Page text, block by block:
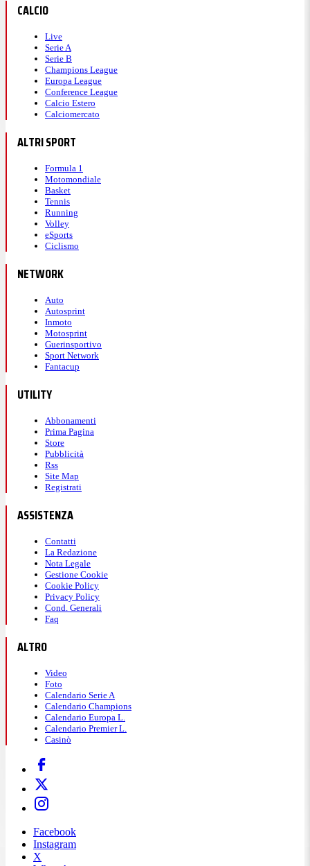
CALCIO
Live
Serie A
Serie B
Champions League
Europa League
Conference League
Calcio Estero
Calciomercato
ALTRI SPORT
Formula 1
Motomondiale
Basket
Tennis
Running
Volley
eSports
Ciclismo
NETWORK
Auto
Autosprint
Inmoto
Motosprint
Guerinsportivo
Sport Network
Fantacup
UTILITY
Abbonamenti
Prima Pagina
Store
Pubblicità
Rss
Site Map
Registrati
ASSISTENZA
Contatti
La Redazione
Nota Legale
Gestione Cookie
Cookie Policy
Privacy Policy
Cond. Generali
Faq
ALTRO
Video
Foto
Calendario Serie A
Calendario Champions
Calendario Europa L.
Calendario Premier L.
Casinò
Facebook
Instagram
X